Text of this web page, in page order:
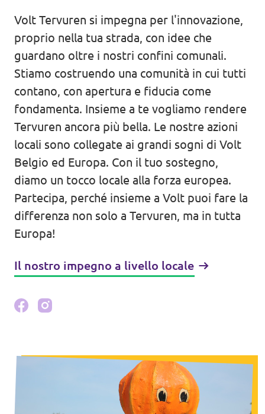
Agenda
Doneer voor Volt België
Doe mee met Volt Europa
Homepage
Volontario
Website Volt België
Volt Tervuren si impegna per l'innovazione,
proprio nella tua strada, con idee che
guardano oltre i nostri confini comunali.
Stiamo costruendo una comunità in cui tutti
contano, con apertura e fiducia come
fondamenta. Insieme a te vogliamo rendere
Tervuren ancora più bella. Le nostre azioni
locali sono collegate ai grandi sogni di Volt
Belgio ed Europa. Con il tuo sostegno,
diamo un tocco locale alla forza europea.
Partecipa, perché insieme a Volt puoi fare la
differenza non solo a Tervuren, ma in tutta
Europa!
Il nostro impegno a livello locale